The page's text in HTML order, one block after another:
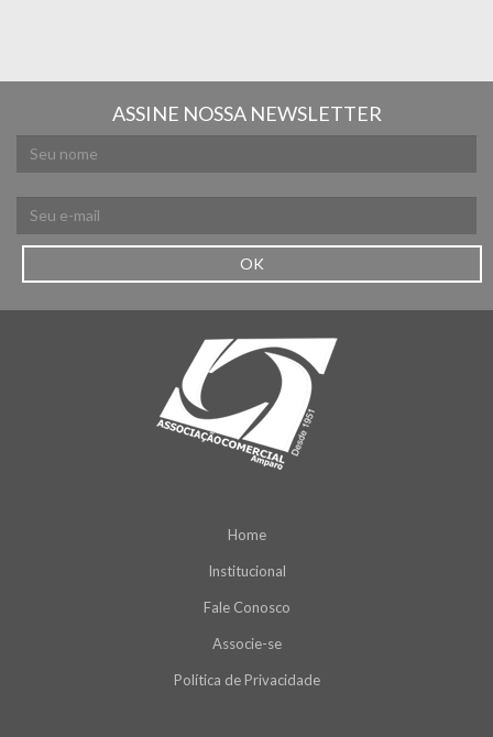
ASSINE NOSSA NEWSLETTER
OK
Home
Institucional
Fale Conosco
Associe-se
Política de Privacidade